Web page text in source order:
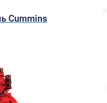
Cummins